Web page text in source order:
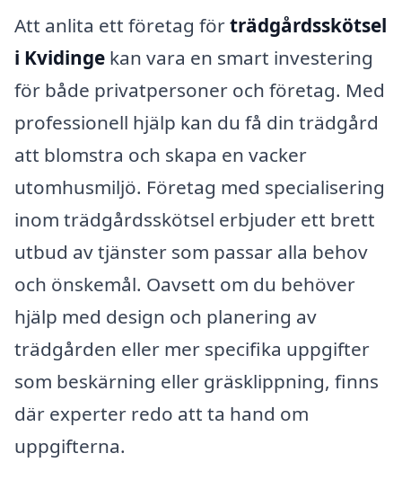
Att anlita ett företag förträdgårdsskötsel
i Kvidinge kan vara en smart investering
för både privatpersoner och företag. Med
professionell hjälp kan du få din trädgård
att blomstra och skapa en vacker
utomhusmiljö. Företag med specialisering
inom trädgårdsskötsel erbjuder ett brett
utbud av tjänster som passar alla behov
och önskemål. Oavsett om du behöver
hjälp med design och planering av
trädgården eller mer specifika uppgifter
som beskärning eller gräsklippning, finns
där experter redo att ta hand om
uppgifterna.